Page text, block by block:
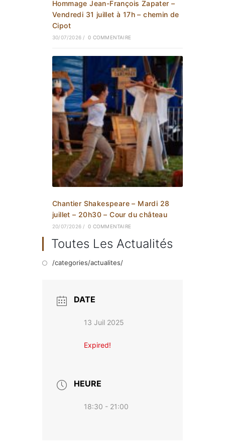
Hommage Jean-François Zapater –
Vendredi 31 juillet à 17h – chemin de
Cipot
30/07/2026 / 0 COMMENTAIRE
Chantier Shakespeare – Mardi 28
juillet – 20h30 – Cour du château
20/07/2026 / 0 COMMENTAIRE
Toutes Les Actualités
/categories/actualites/
DATE
13 Juil 2025
Expired!
HEURE
18:30 - 21:00